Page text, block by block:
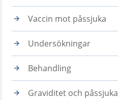
Vaccin mot påssjuka
Undersökningar
Behandling
Graviditet och påssjuka